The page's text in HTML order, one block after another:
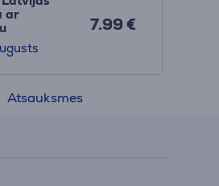
ar
7.99 €
Atsauksmes